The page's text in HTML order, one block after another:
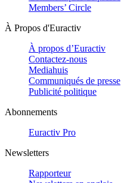
Members’ Circle
À Propos d'Euractiv
À propos d’Euractiv
Contactez-nous
Mediahuis
Communiqués de presse
Publicité politique
Abonnements
Euractiv Pro
Newsletters
Rapporteur